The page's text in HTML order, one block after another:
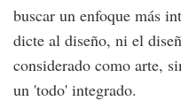
buscar un enfoque más
dicte al diseño, ni el
considerado como arte,
un 'todo' integrado.